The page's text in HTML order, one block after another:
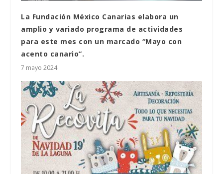
La Fundación México Canarias elabora un
amplio y variado programa de actividades
para este mes con un marcado “Mayo con
acento canario”.
7 mayo 2024